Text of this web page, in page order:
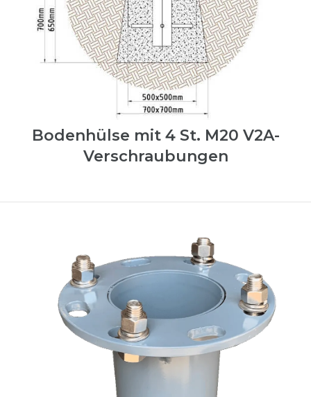
Bodenhülse mit 4 St. M20 V2A-
Verschraubungen